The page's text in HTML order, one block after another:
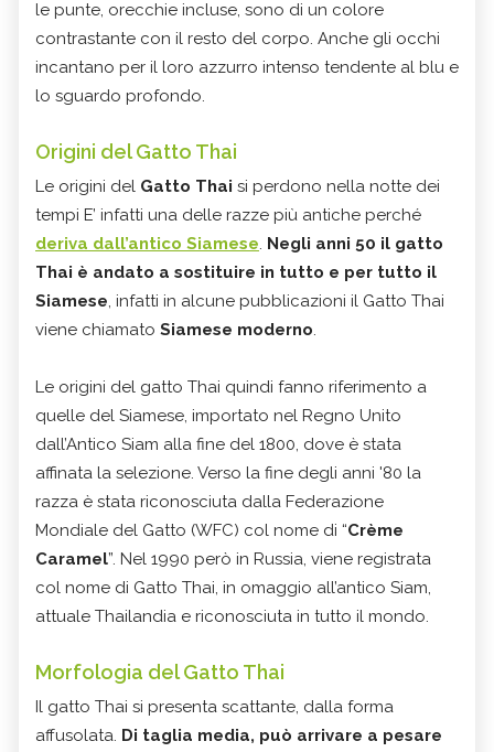
le punte, orecchie incluse, sono di un colore
contrastante con il resto del corpo. Anche gli occhi
incantano per il loro azzurro intenso tendente al blu e
lo sguardo profondo.
Origini del Gatto Thai
Le origini del Gatto Thai si perdono nella notte dei
tempi E’ infatti una delle razze più antiche perché
deriva dall’antico Siamese. Negli anni 50 il gatto
Thai è andato a sostituire in tutto e per tutto il
Siamese, infatti in alcune pubblicazioni il Gatto Thai
viene chiamato Siamese moderno.
Le origini del gatto Thai quindi fanno riferimento a
quelle del Siamese, importato nel Regno Unito
dall’Antico Siam alla fine del 1800, dove è stata
affinata la selezione. Verso la fine degli anni '80 la
razza è stata riconosciuta dalla Federazione
Mondiale del Gatto (WFC) col nome di “Crème
Caramel”. Nel 1990 però in Russia, viene registrata
col nome di Gatto Thai, in omaggio all’antico Siam,
attuale Thailandia e riconosciuta in tutto il mondo.
Morfologia del Gatto Thai
Il gatto Thai si presenta scattante, dalla forma
affusolata. Di taglia media, può arrivare a pesare